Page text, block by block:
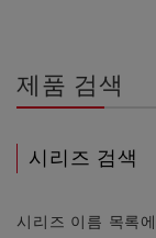
제품 검색
시리즈 검색
시리즈 이름 목록